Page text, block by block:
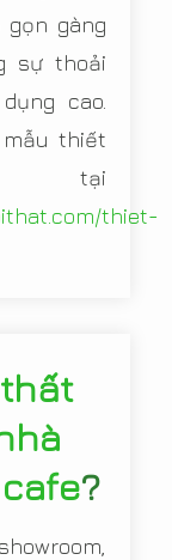
gàng
sự thoải
cao.
thiết
thiet-
?